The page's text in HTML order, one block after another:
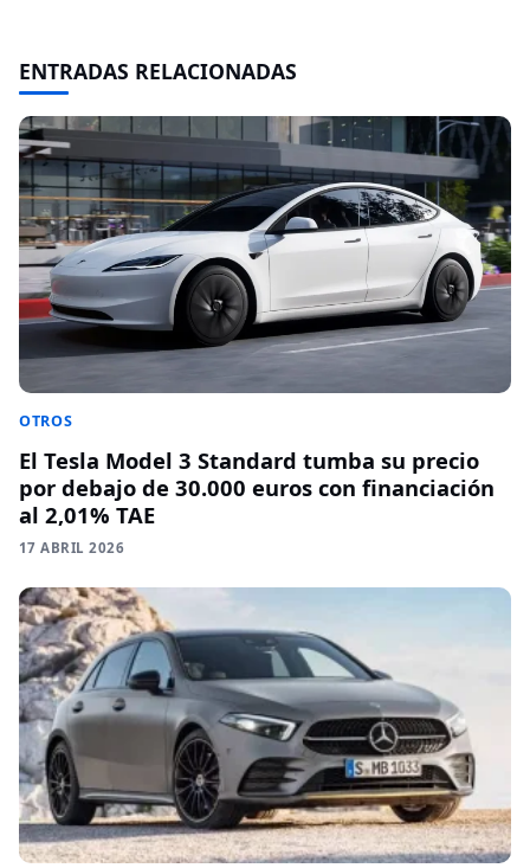
ENTRADAS RELACIONADAS
OTROS
El Tesla Model 3 Standard tumba su precio
por debajo de 30.000 euros con financiación
al 2,01% TAE
17 ABRIL 2026